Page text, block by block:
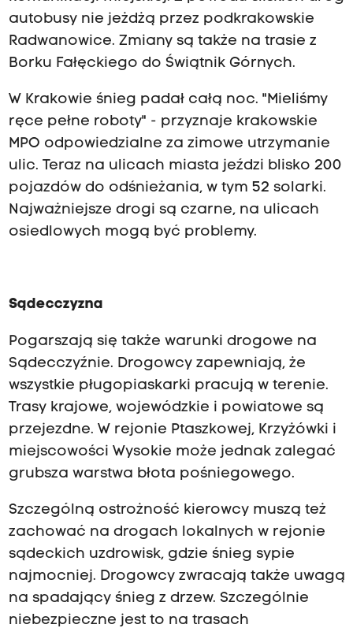
autobusy nie jeżdżą przez podkrakowskie
Radwanowice. Zmiany są także na trasie z
Borku Fałęckiego do Świątnik Górnych.
W Krakowie śnieg padał całą noc. "Mieliśmy
ręce pełne roboty" - przyznaje krakowskie
MPO odpowiedzialne za zimowe utrzymanie
ulic. Teraz na ulicach miasta jeździ blisko 200
pojazdów do odśnieżania, w tym 52 solarki.
Najważniejsze drogi są czarne, na ulicach
osiedlowych mogą być problemy.
Sądecczyzna
Pogarszają się także warunki drogowe na
Sądecczyźnie. Drogowcy zapewniają, że
wszystkie pługopiaskarki pracują w terenie.
Trasy krajowe, wojewódzkie i powiatowe są
przejezdne. W rejonie Ptaszkowej, Krzyżówki i
miejscowości Wysokie może jednak zalegać
grubsza warstwa błota pośniegowego.
Szczególną ostrożność kierowcy muszą też
zachować na drogach lokalnych w rejonie
sądeckich uzdrowisk, gdzie śnieg sypie
najmocniej. Drogowcy zwracają także uwagą
na spadający śnieg z drzew. Szczególnie
niebezpieczne jest to na trasach